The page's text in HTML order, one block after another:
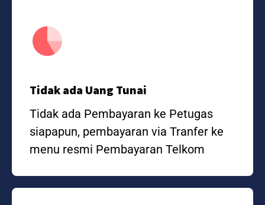
Tidak ada Uang Tunai
Tidak ada Pembayaran ke Petugas
siapapun, pembayaran via Tranfer ke
menu resmi Pembayaran Telkom